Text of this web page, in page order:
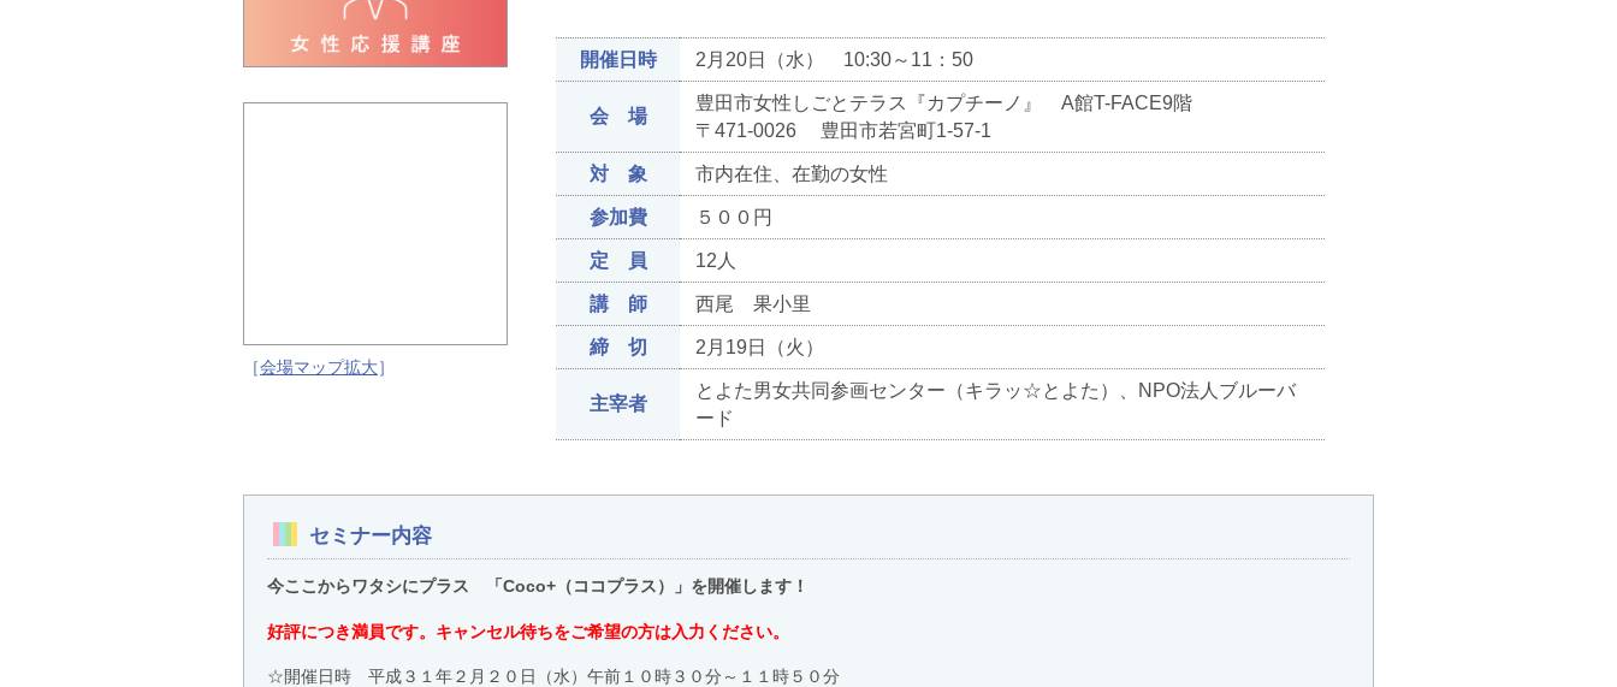
［会場マップ拡大］
開催日時 2月20日（水） 10:30～11：50
会 場
豊田市女性しごとテラス『カプチーノ』 A館T-FACE9階
〒471-0026 豊田市若宮町1-57-1
対 象 市内在住、在勤の女性
参加費 ５００円
定 員 12人
講 師 西尾 果小里
締 切 2月19日（火）
主宰者
とよた男女共同参画センター（キラッ☆とよた）、NPO法人ブルーバ
ード
セミナー内容
今ここからワタシにプラス 「Coco+（ココプラス）」を開催します！
好評につき満員です。キャンセル待ちをご希望の方は入力ください。
☆開催日時 平成３１年２月２０日（水）午前１０時３０分～１１時５０分